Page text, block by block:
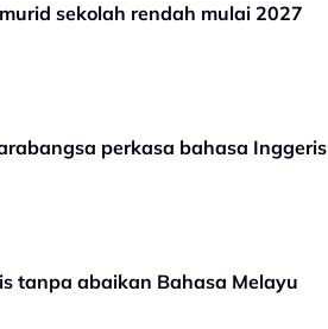
sekolah rendah mulai 2027
perkasa bahasa Inggeris
tanpa abaikan Bahasa Melayu